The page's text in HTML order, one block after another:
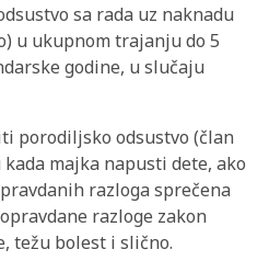
sa rada uz naknadu
u ukupnom trajanju do 5
godine, u slučaju
porodiljsko odsustvo (član
kada majka napusti dete, ako
razloga sprečena
razloge zakon
težu bolest i slično.